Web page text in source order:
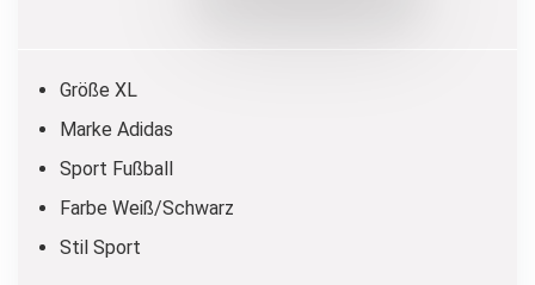
Größe XL
Marke Adidas
Sport Fußball
Farbe Weiß/Schwarz
Stil Sport